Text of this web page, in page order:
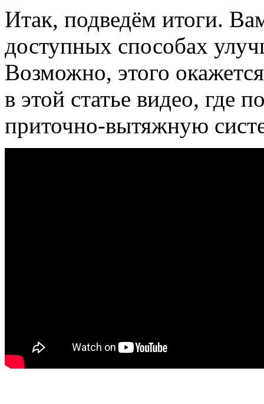
Итак, подведём итоги.
доступных способах
Возможно, этого
в этой статье видео, где
приточно-вытяжную